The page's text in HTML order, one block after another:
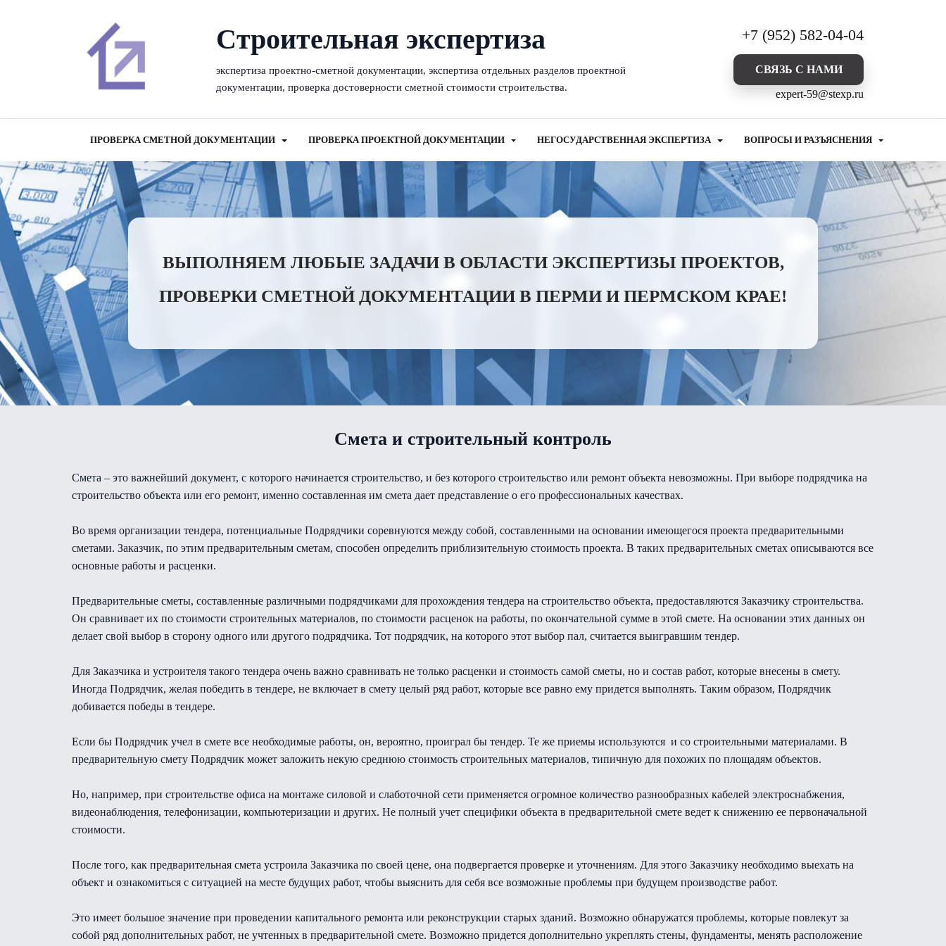
Cтроительная экспертиза
экспертиза проектно-сметной документации, экспертиза отдельных разделов проектной
документации, проверка достоверности сметной стоимости строительства.
+7 (952) 582-04-04
CВЯЗЬ С НАМИ
expert-59@stexp.ru
ПРОВЕРКА СМЕТНОЙ ДОКУМЕНТАЦИИ ПРОВЕРКА ПРОЕКТНОЙ ДОКУМЕНТАЦИИ НЕГОСУДАРСТВЕННАЯ ЭКСПЕРТИЗА ВОПРОСЫ И РАЗЪЯСНЕНИЯ
ВЫПОЛНЯЕМ ЛЮБЫЕ ЗАДАЧИ В ОБЛАСТИ ЭКСПЕРТИЗЫ ПРОЕКТОВ,
ПРОВЕРКИ СМЕТНОЙ ДОКУМЕНТАЦИИ В ПЕРМИ И ПЕРМСКОМ КРАЕ!
Смета и строительный контроль
Смета – это важнейший документ, с которого начинается строительство, и без которого строительство или ремонт объекта невозможны. При выборе подрядчика на
строительство объекта или его ремонт, именно составленная им смета дает представление о его профессиональных качествах.
Во время организации тендера, потенциальные Подрядчики соревнуются между собой, составленными на основании имеющегося проекта предварительными
сметами. Заказчик, по этим предварительным сметам, способен определить приблизительную стоимость проекта. В таких предварительных сметах описываются все
основные работы и расценки.
Предварительные сметы, составленные различными подрядчиками для прохождения тендера на строительство объекта, предоставляются Заказчику строительства.
Он сравнивает их по стоимости строительных материалов, по стоимости расценок на работы, по окончательной сумме в этой смете. На основании этих данных он
делает свой выбор в сторону одного или другого подрядчика. Тот подрядчик, на которого этот выбор пал, считается выигравшим тендер.
Для Заказчика и устроителя такого тендера очень важно сравнивать не только расценки и стоимость самой сметы, но и состав работ, которые внесены в смету.
Иногда Подрядчик, желая победить в тендере, не включает в смету целый ряд работ, которые все равно ему придется выполнять. Таким образом, Подрядчик
добивается победы в тендере.
Если бы Подрядчик учел в смете все необходимые работы, он, вероятно, проиграл бы тендер. Те же приемы используются и со строительными материалами. В
предварительную смету Подрядчик может заложить некую среднюю стоимость строительных материалов, типичную для похожих по площадям объектов.
Но, например, при строительстве офиса на монтаже силовой и слаботочной сети применяется огромное количество разнообразных кабелей электроснабжения,
видеонаблюдения, телефонизации, компьютеризации и других. Не полный учет специфики объекта в предварительной смете ведет к снижению ее первоначальной
стоимости.
После того, как предварительная смета устроила Заказчика по своей цене, она подвергается проверке и уточнениям. Для этого Заказчику необходимо выехать на
объект и ознакомиться с ситуацией на месте будущих работ, чтобы выяснить для себя все возможные проблемы при будущем производстве работ.
Это имеет большое значение при проведении капитального ремонта или реконструкции старых зданий. Возможно обнаружатся проблемы, которые повлекут за
собой ряд дополнительных работ, не учтенных в предварительной смете. Возможно придется дополнительно укреплять стены, фундаменты, менять расположение